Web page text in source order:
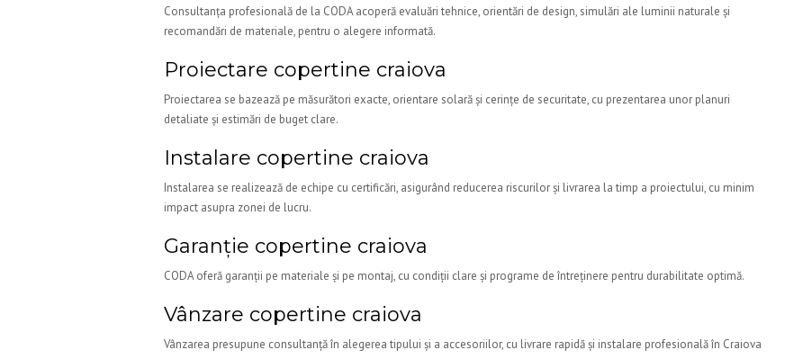
Consultanța profesională de la CODA acoperă evaluări tehnice, orientări de design, simulări ale luminii naturale și
recomandări de materiale, pentru o alegere informată.
Proiectare copertine craiova
Proiectarea se bazează pe măsurători exacte, orientare solară și cerințe de securitate, cu prezentarea unor planuri
detaliate și estimări de buget clare.
Instalare copertine craiova
Instalarea se realizează de echipe cu certificări, asigurând reducerea riscurilor și livrarea la timp a proiectului, cu minim
impact asupra zonei de lucru.
Garanție copertine craiova
CODA oferă garanții pe materiale și pe montaj, cu condiții clare și programe de întreținere pentru durabilitate optimă.
Vânzare copertine craiova
Vânzarea presupune consultanță în alegerea tipului și a accesoriilor, cu livrare rapidă și instalare profesională în Craiova